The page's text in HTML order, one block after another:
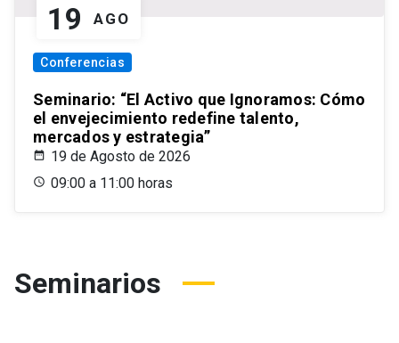
19 AGO
Conferencias
Seminario: “El Activo que Ignoramos: Cómo
el envejecimiento redefine talento,
mercados y estrategia”
19 de Agosto de 2026
09:00 a 11:00 horas
Seminarios